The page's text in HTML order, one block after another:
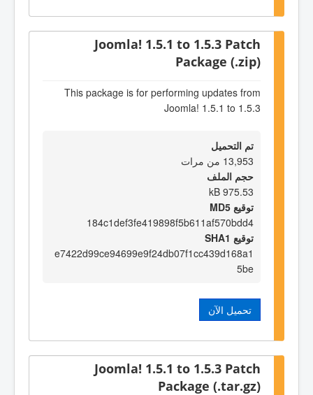
Joomla! 1.5.1 to 1.5.3 Patch
Package (.zip)
This package is for performing updates from
Joomla! 1.5.1 to 1.5.3
تم التحميل
13,953 من مرات
حجم الملف
975.53 kB
توقيع MD5
184c1def3fe419898f5b611af570bdd4
توقيع SHA1
e7422d99ce94699e9f24db07f1cc439d168a1
5be
تحميل الآن
Joomla! 1.5.1 to 1.5.3 Patch
Package (.tar.gz)